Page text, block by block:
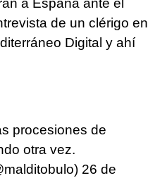
a España ante el
de un clérigo en
Digital y ahí
procesiones de
otra vez.
26 de